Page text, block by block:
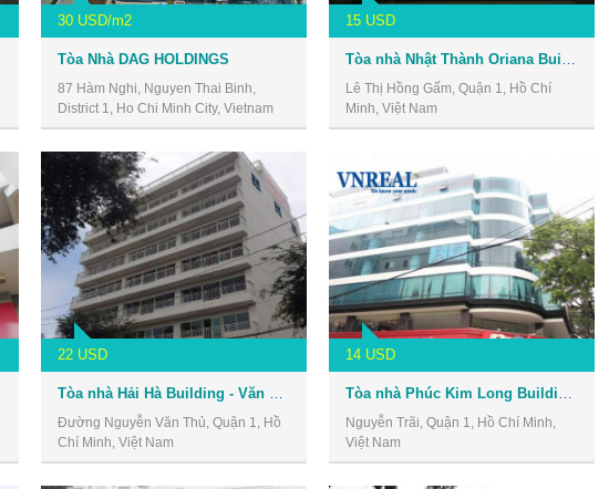
30 USD/m2
Tòa Nhà DAG HOLDINGS
87 Hàm Nghi, Nguyen Thai Binh,
District 1, Ho Chi Minh City, Vietnam
15 USD
Lê Thị Hồng Gấm, Quận 1, Hồ Chí
Minh, Việt Nam
22 USD
Đường Nguyễn Văn Thủ, Quận 1, Hồ
Chí Minh, Việt Nam
14 USD
Nguyễn Trãi, Quận 1, Hồ Chí Minh,
Việt Nam